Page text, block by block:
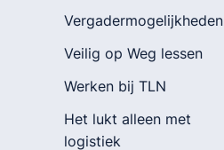
Vergadermogelijkheden
Veilig op Weg lessen
Werken bij TLN
Het lukt alleen met
logistiek